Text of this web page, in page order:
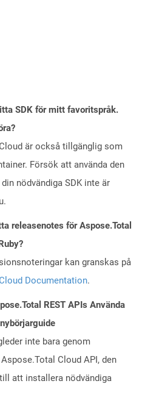
SDK för mitt favoritspråk.
är också tillgänglig som
Försök att använda den
nödvändiga SDK inte är
releasenotes för Aspose.Total
kan granskas på
Documentation.
REST APIs Använda
inte bara genom
Cloud API, den
att installera nödvändiga